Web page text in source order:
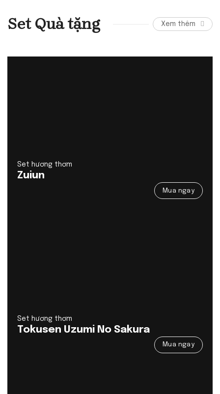
Set Quà tặng Xem thêm
Set hương thơm
Zuiun
Mua ngay
Set hương thơm
Tokusen Uzumi No Sakura
Mua ngay